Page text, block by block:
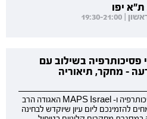
יפו
פסיכותרפיה בשילוב עם
- מחקר, תיאוריה
מכון מפרשים לחקר והוראת הפסיכותרפיה ו- MAPS Israel האגודה הרב
להזמינכם ליום עיון שיוקדש לבחינה